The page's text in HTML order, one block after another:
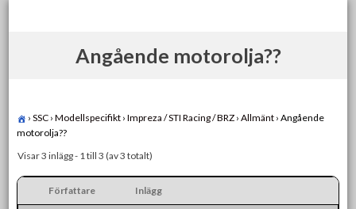
Angående motorolja??
› SSC › Modellspecifikt › Impreza / STI Racing / BRZ › Allmänt › Angående
motorolja??
Visar 3 inlägg - 1 till 3 (av 3 totalt)
Författare Inlägg